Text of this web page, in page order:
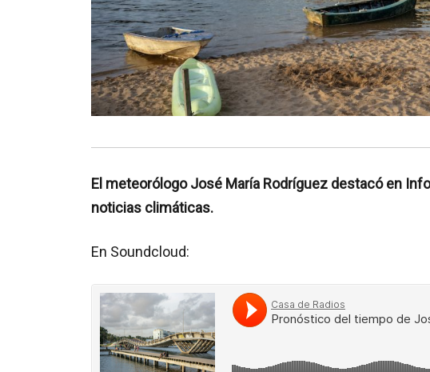
El meteorólogo José María Rodríguez destacó en
noticias climáticas.
En Soundcloud: